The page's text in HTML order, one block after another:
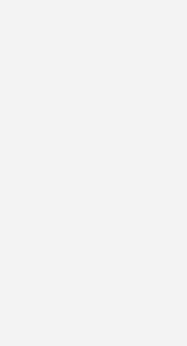
Branche?
ist für uns dabei
Ziel. Digitalisierung ist ein
mehr Zeit für seine
Rat geben Sie anderen
Solutions und Idalabs
die
sich um ein
das den Arbeitsalltag an
erleichtert. Unsere